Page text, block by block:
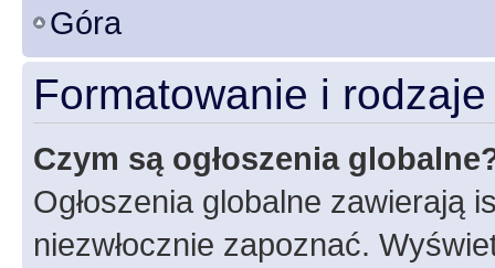
Góra
Formatowanie i
Czym są ogłoszenia
Ogłoszenia globalne zawierają
niezwłocznie zapoznać.